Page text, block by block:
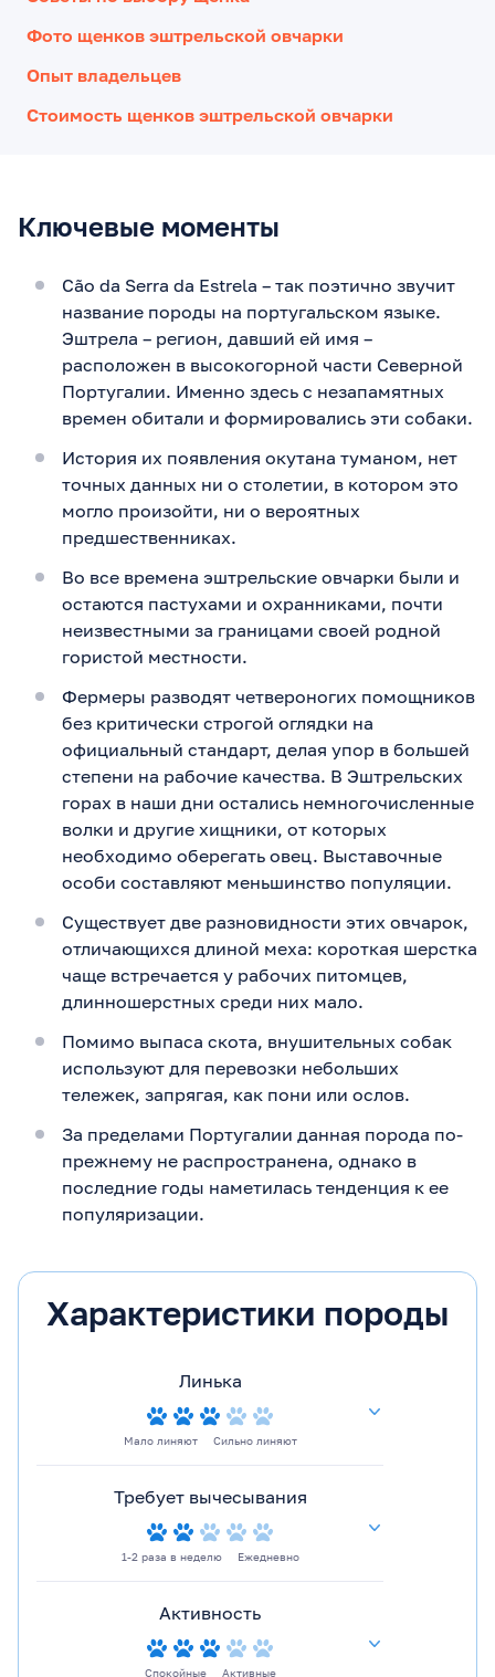
Фото щенков эштрельской овчарки
Опыт владельцев
Стоимость щенков эштрельской овчарки
Ключевые моменты
Cão da Serra da Estrela – так поэтично звучит
название породы на португальском языке.
Эштрела – регион, давший ей имя –
расположен в высокогорной части Северной
Португалии. Именно здесь с незапамятных
времен обитали и формировались эти собаки.
История их появления окутана туманом, нет
точных данных ни о столетии, в котором это
могло произойти, ни о вероятных
предшественниках.
Во все времена эштрельские овчарки были и
остаются пастухами и охранниками, почти
неизвестными за границами своей родной
гористой местности.
Фермеры разводят четвероногих помощников
без критически строгой оглядки на
официальный стандарт, делая упор в большей
степени на рабочие качества. В Эштрельских
горах в наши дни остались немногочисленные
волки и другие хищники, от которых
необходимо оберегать овец. Выставочные
особи составляют меньшинство популяции.
Существует две разновидности этих овчарок,
отличающихся длиной меха: короткая шерстка
чаще встречается у рабочих питомцев,
длинношерстных среди них мало.
Помимо выпаса скота, внушительных собак
используют для перевозки небольших
тележек, запрягая, как пони или ослов.
За пределами Португалии данная порода по-
прежнему не распространена, однако в
последние годы наметилась тенденция к ее
популяризации.
Характеристики породы
Линька
Мало линяют Сильно линяют
Требует вычесывания
1-2 раза в неделю Ежедневно
Активность
Спокойные Активные